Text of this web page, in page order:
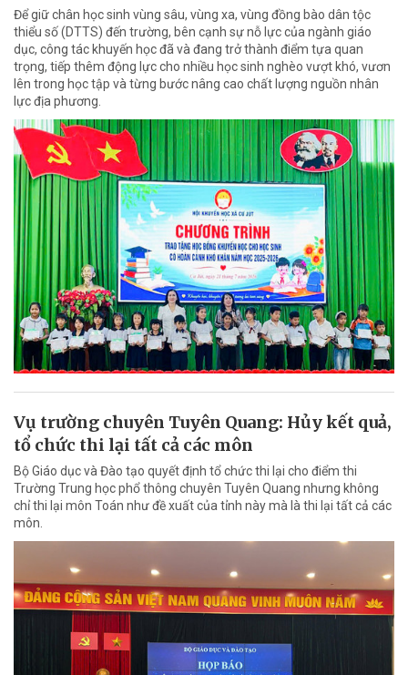
Để giữ chân học sinh vùng sâu, vùng xa, vùng đồng bào dân tộc
thiểu số (DTTS) đến trường, bên cạnh sự nỗ lực của ngành giáo
dục, công tác khuyến học đã và đang trở thành điểm tựa quan
trọng, tiếp thêm động lực cho nhiều học sinh nghèo vượt khó, vươn
lên trong học tập và từng bước nâng cao chất lượng nguồn nhân
lực địa phương.
Vụ trường chuyên Tuyên Quang: Hủy kết quả,
tổ chức thi lại tất cả các môn
Bộ Giáo dục và Đào tạo quyết định tổ chức thi lại cho điểm thi
Trường Trung học phổ thông chuyên Tuyên Quang nhưng không
chỉ thi lại môn Toán như đề xuất của tỉnh này mà là thi lại tất cả các
môn.